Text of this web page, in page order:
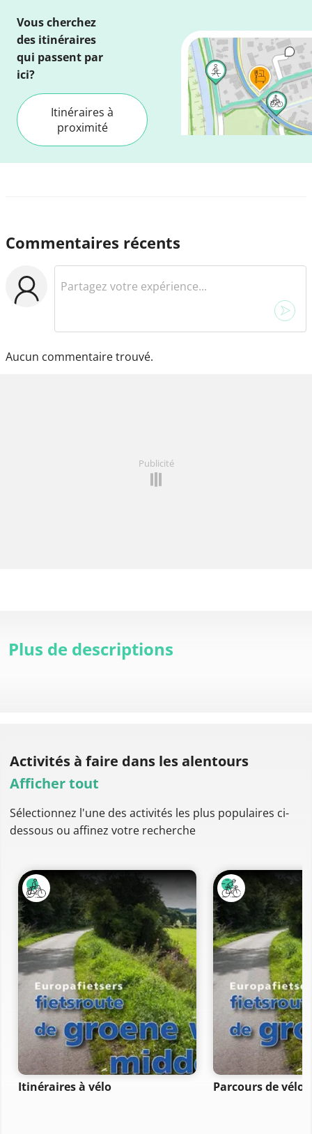
Vous cherchez
des itinéraires
qui passent par
ici?
Itinéraires à
proximité
Commentaires récents
Aucun commentaire trouvé.
Publicité
Plus de descriptions
Activités à faire dans les alentours
Afficher tout
Sélectionnez l'une des activités les plus populaires ci-
dessous ou affinez votre recherche
Itinéraires à vélo Parcours de vélo